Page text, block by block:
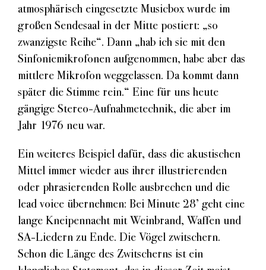
atmosphärisch eingesetzte Musicbox wurde im
großen Sendesaal in der Mitte postiert: „so
zwanzigste Reihe“. Dann „hab ich sie mit den
Sinfoniemikrofonen aufgenommen, habe aber das
mittlere Mikrofon weggelassen. Da kommt dann
später die Stimme rein.“ Eine für uns heute
gängige Stereo-Aufnahmetechnik, die aber im
Jahr 1976 neu war.
Ein weiteres Beispiel dafür, dass die akustischen
Mittel immer wieder aus ihrer illustrierenden
oder phrasierenden Rolle ausbrechen und die
lead voice übernehmen: Bei Minute 28’ geht eine
lange Kneipennacht mit Weinbrand, Waffen und
SA-Liedern zu Ende. Die Vögel zwitschern.
Schon die Länge des Zwitscherns ist ein